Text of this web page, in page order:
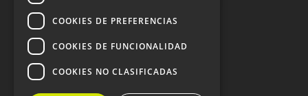
DOSSIER Y CONTRATACIÓN
Dossier 2026 (ES)
Dossier 2026 (EN)
COOKIES DE PREFERENCIAS
COOKIES DE FUNCIONALIDAD
COOKIES NO CLASIFICADAS